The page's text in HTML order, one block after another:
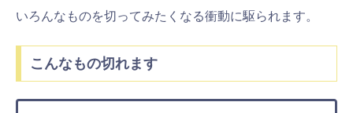
いろんなものを切ってみたくなる衝動に駆られます。
こんなもの切れます